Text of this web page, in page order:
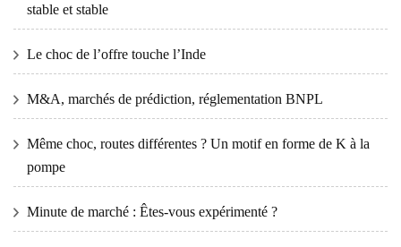
stable et stable
Le choc de l’offre touche l’Inde
M&A, marchés de prédiction, réglementation BNPL
Même choc, routes différentes ? Un motif en forme de K à la
pompe
Minute de marché : Êtes-vous expérimenté ?